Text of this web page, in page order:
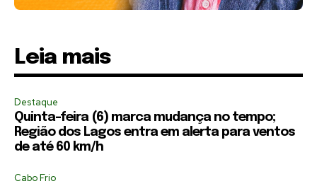
Leia mais
Destaque
Quinta-feira (6) marca mudança no tempo;
Região dos Lagos entra em alerta para ventos
de até 60 km/h
Cabo Frio